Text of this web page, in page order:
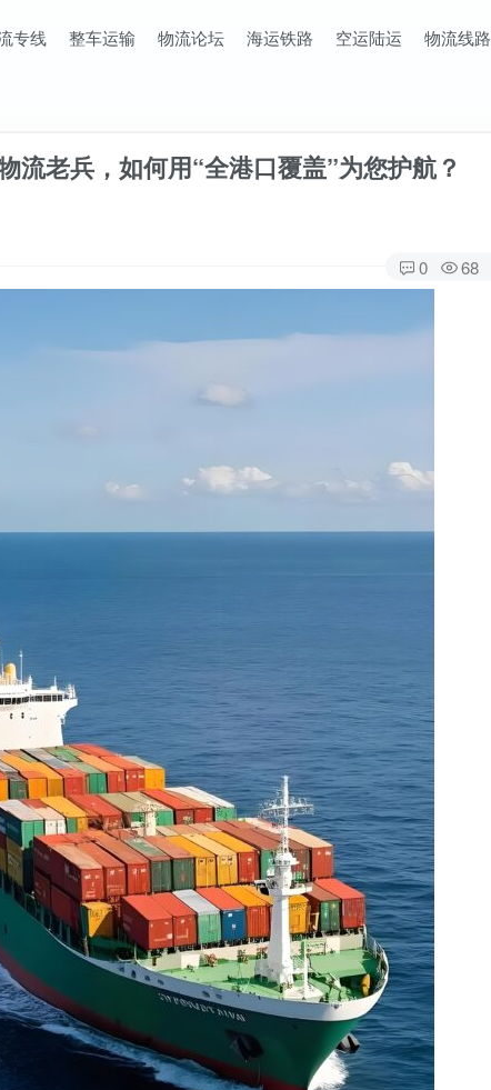
专线 整车运输 物流论坛 海运铁路 空运陆运 物流线路
流老兵，如何用“全港口覆盖”为您护航？
0 68